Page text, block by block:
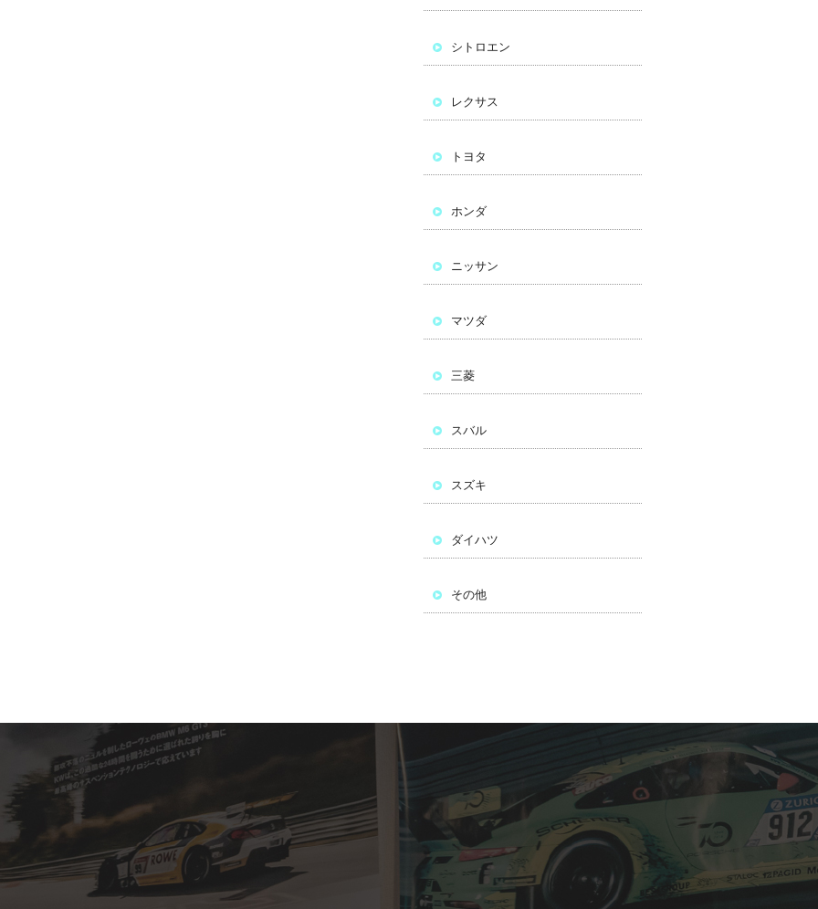
シトロエン
レクサス
トヨタ
ホンダ
ニッサン
マツダ
三菱
スバル
スズキ
ダイハツ
その他